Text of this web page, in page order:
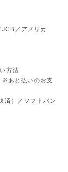
／アメリカ
方法
※あと払いのお支
済）／ソフトバン